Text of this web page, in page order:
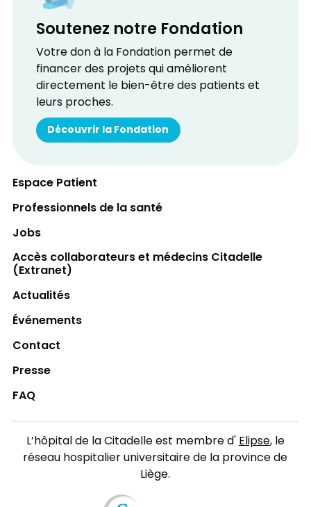
Soutenez notre Fondation
Votre don à la Fondation permet de
financer des projets qui améliorent
directement le bien-être des patients et
leurs proches.
Découvrir la Fondation
Espace Patient
Professionnels de la santé
Jobs
Accès collaborateurs et médecins Citadelle
(Extranet)
Actualités
Événements
Contact
Presse
FAQ
L’hôpital de la Citadelle est membre d'Elipse, le
réseau hospitalier universitaire de la province de
Liège.